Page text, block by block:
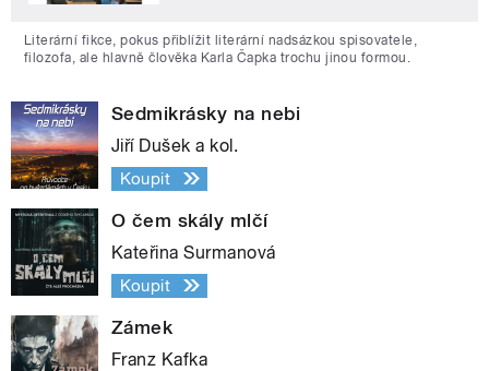
Literární fikce, pokus přiblížit literární nadsázkou spisovatele,
filozofa, ale hlavně člověka Karla Čapka trochu jinou formou.
Sedmikrásky na nebi
Jiří Dušek a kol.
Koupit
O čem skály mlčí
Kateřina Surmanová
Koupit
Zámek
Franz Kafka